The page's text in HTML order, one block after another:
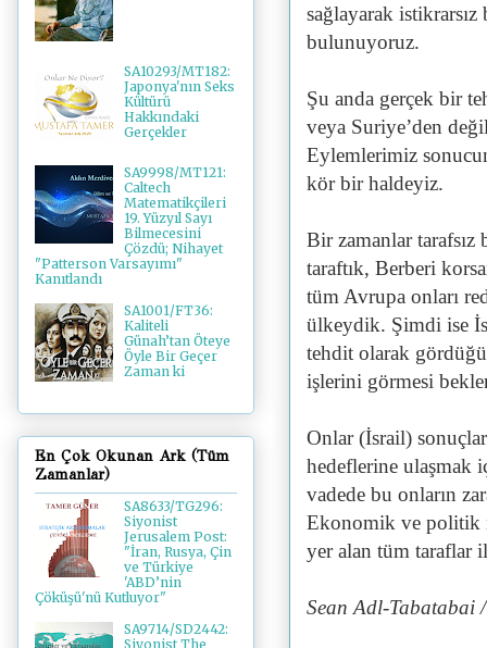
sağlayarak
bulunuyoruz.
Şu anda gerçek bir
veya Suriye’den
Eylemlerimiz
kör bir haldeyiz.
Bir zamanlar tarafsız
taraftık, Berberi
tüm Avrupa onları
ülkeydik. Şimdi ise
tehdit olarak
işlerini görmesi
Onlar (İsrail)
hedeflerine ulaşmak
vadede bu onların
Ekonomik ve politik
yer alan tüm taraflar
Sean Adl-Tabatabai
SA10293/MT182:
Japonya'nın Seks
Kültürü
Hakkındaki
Gerçekler
SA9998/MT121:
Caltech
Matematikçileri
19. Yüzyıl Sayı
Bilmecesini
Çözdü; Nihayet
"Patterson Varsayımı"
Kanıtlandı
SA1001/FT36:
Kaliteli
Günah’tan Öteye
Öyle Bir Geçer
Zaman ki
En Çok Okunan Ark (Tüm
Zamanlar)
SA8633/TG296:
Siyonist
Jerusalem Post:
"İran, Rusya, Çin
ve Türkiye
'ABD’nin
Çöküşü'nü Kutluyor"
SA9714/SD2442:
Siyonist The